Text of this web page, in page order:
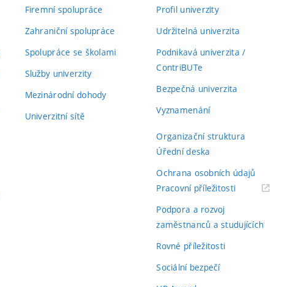
Firemní spolupráce
Zahraniční spolupráce
Spolupráce se školami
Služby univerzity
Mezinárodní dohody
Univerzitní sítě
Profil univerzity
Udržitelná univerzita
Podnikavá univerzita /
ContriBUTe
Bezpečná univerzita
Vyznamenání
Organizační struktura
Úřední deska
Ochrana osobních údajů
Pracovní příležitosti(externí
Podpora a rozvoj
zaměstnanců a studujících
Rovné příležitosti
Sociální bezpečí